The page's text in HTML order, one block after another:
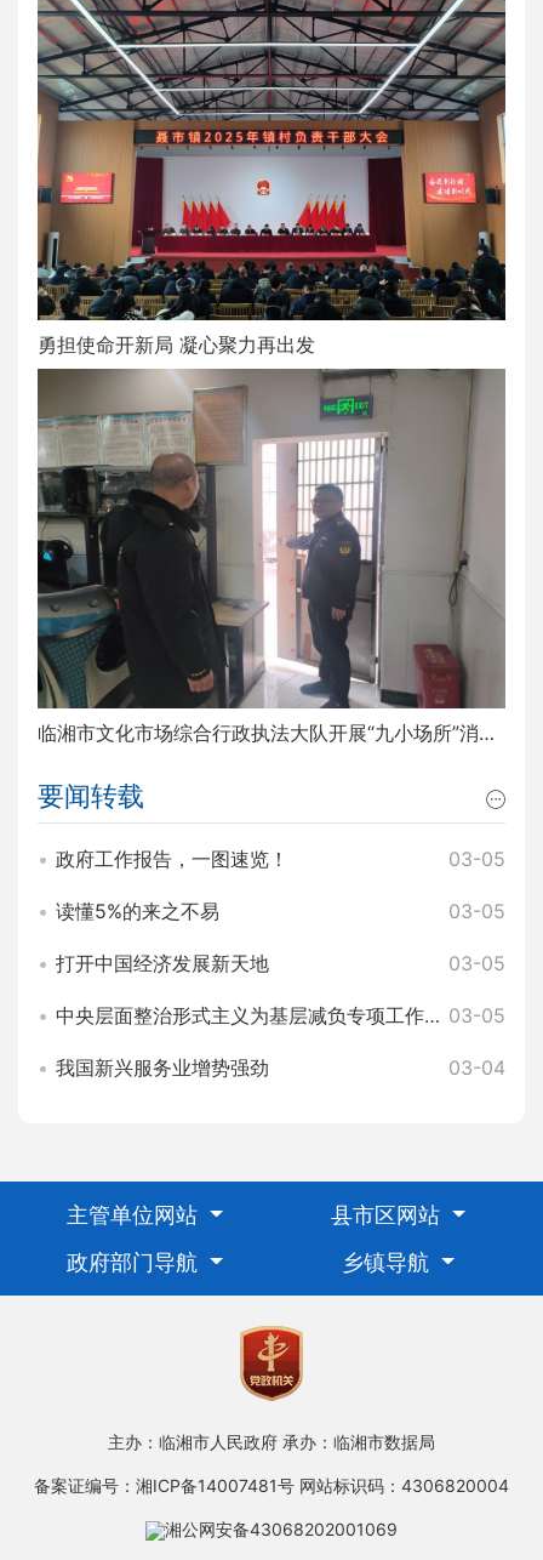
勇担使命开新局 凝心聚力再出发
临湘市文化市场综合行政执法大队开展“九小场所”消防安全排查整治工作
要闻转载
政府工作报告，一图速览！ 03-05
读懂5%的来之不易 03-05
打开中国经济发展新天地 03-05
中央层面整治形式主义为基层减负专项工作机制办公室 中央纪委办公厅公开通报3起整治形式主义为基层减负典型问题 03-05
我国新兴服务业增势强劲 03-04
主管单位网站
县市区网站
政府部门导航
乡镇导航
主办：临湘市人民政府 承办：临湘市数据局
备案证编号：湘ICP备14007481号 网站标识码：4306820004
湘公网安备43068202001069